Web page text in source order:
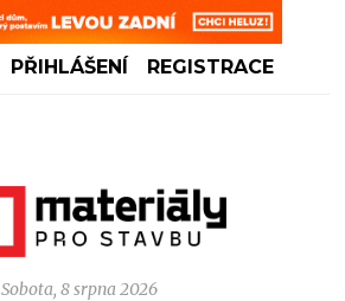
PŘIHLÁŠENÍ REGISTRACE
Sobota, 8 srpna 2026